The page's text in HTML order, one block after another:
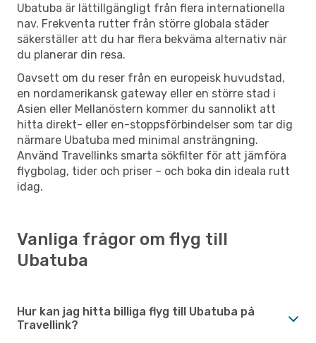
Ubatuba är lättillgängligt från flera internationella
nav. Frekventa rutter från större globala städer
säkerställer att du har flera bekväma alternativ när
du planerar din resa.
Oavsett om du reser från en europeisk huvudstad,
en nordamerikansk gateway eller en större stad i
Asien eller Mellanöstern kommer du sannolikt att
hitta direkt- eller en-stoppsförbindelser som tar dig
närmare Ubatuba med minimal ansträngning.
Använd Travellinks smarta sökfilter för att jämföra
flygbolag, tider och priser – och boka din ideala rutt
idag.
Vanliga frågor om flyg till
Ubatuba
Hur kan jag hitta billiga flyg till Ubatuba på
Travellink?